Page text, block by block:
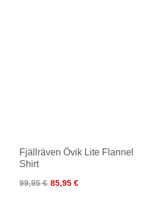
Fjällräven Övik Lite Flannel
Shirt
99,95 € 85,95 €